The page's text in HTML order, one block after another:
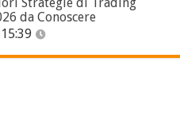
da Conoscere